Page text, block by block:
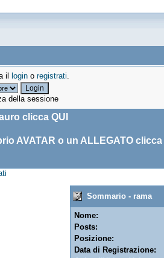
il login o registrati.
della sessione
clicca QUI
AVATAR o un ALLEGATO clicca
Sommario - rama
Nome:
Posts:
Posizione:
Data di Registrazione: